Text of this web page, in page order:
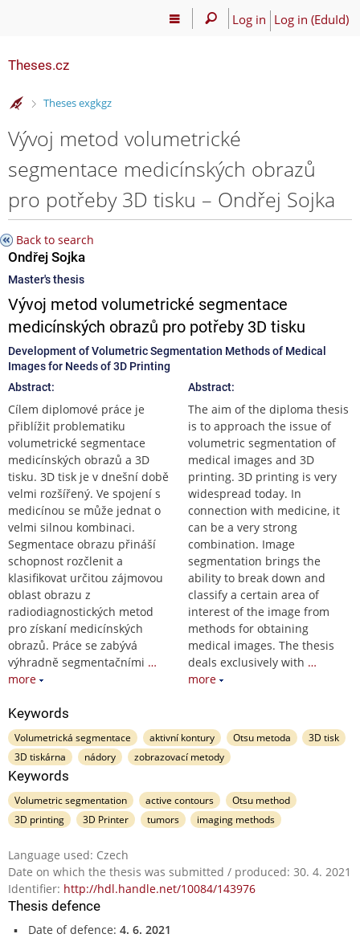
Log in Log in (EduId)
Theses.cz
>
Theses exgkgz
Vývoj metod volumetrické
segmentace medicínských obrazů
pro potřeby 3D tisku – Ondřej Sojka
Back to search
Ondřej Sojka
Master's thesis
Vývoj metod volumetrické segmentace
medicínských obrazů pro potřeby 3D tisku
Development of Volumetric Segmentation Methods of Medical
Images for Needs of 3D Printing
Abstract:
Cílem diplomové práce je
přiblížit problematiku
volumetrické segmentace
medicínských obrazů a 3D
tisku. 3D tisk je v dnešní době
velmi rozšířený. Ve spojení s
medicínou se může jednat o
velmi silnou kombinaci.
Segmentace obrazu přináší
schopnost rozčlenit a
klasifikovat určitou zájmovou
oblast obrazu z
radiodiagnostických metod
pro získaní medicínských
obrazů. Práce se zabývá
výhradně segmentačními …
more
Abstract:
The aim of the diploma thesis
is to approach the issue of
volumetric segmentation of
medical images and 3D
printing. 3D printing is very
widespread today. In
connection with medicine, it
can be a very strong
combination. Image
segmentation brings the
ability to break down and
classify a certain area of
interest of the image from
methods for obtaining
medical images. The thesis
deals exclusively with …
more
Keywords
Volumetrická segmentace aktivní kontury Otsu metoda
3D tisk
3D tiskárna
nádory zobrazovací metody
Keywords
Volumetric segmentation active contours
Otsu method
3D printing
3D Printer tumors imaging methods
Language used: Czech
Date on which the thesis was submitted / produced: 30. 4. 2021
Identifier: http://hdl.handle.net/10084/143976
Thesis defence
Date of defence: 4. 6. 2021